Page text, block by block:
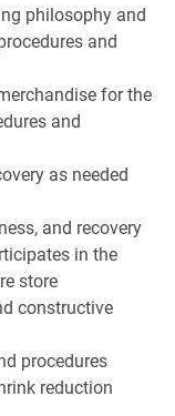
philosophy and
and
for the
and
as needed
and recovery
in the
store
constructive
procedures
reduction